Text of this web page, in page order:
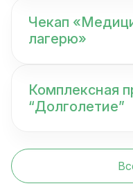
Чекап
лагерю»
Комплексная
“Долголетие”